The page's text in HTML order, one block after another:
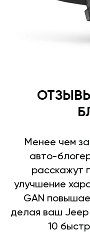
Менее чем
авто-
расскажут
улучшение
GAN
делая ваш Jeep
10